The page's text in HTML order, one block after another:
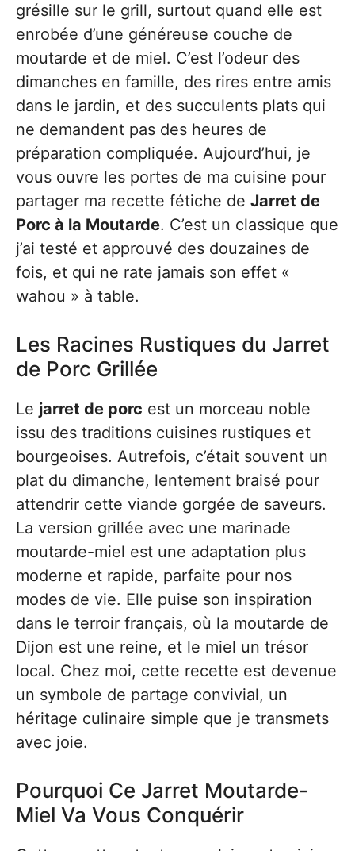
grésille sur le grill, surtout quand elle est
enrobée d’une généreuse couche de
moutarde et de miel. C’est l’odeur des
dimanches en famille, des rires entre amis
dans le jardin, et des succulents plats qui
ne demandent pas des heures de
préparation compliquée. Aujourd’hui, je
vous ouvre les portes de ma cuisine pour
partager ma recette fétiche de Jarret de
Porc à la Moutarde. C’est un classique que
j’ai testé et approuvé des douzaines de
fois, et qui ne rate jamais son effet «
wahou » à table.
Les Racines Rustiques du Jarret
de Porc Grillée
Le jarret de porc est un morceau noble
issu des traditions cuisines rustiques et
bourgeoises. Autrefois, c’était souvent un
plat du dimanche, lentement braisé pour
attendrir cette viande gorgée de saveurs.
La version grillée avec une marinade
moutarde-miel est une adaptation plus
moderne et rapide, parfaite pour nos
modes de vie. Elle puise son inspiration
dans le terroir français, où la moutarde de
Dijon est une reine, et le miel un trésor
local. Chez moi, cette recette est devenue
un symbole de partage convivial, un
héritage culinaire simple que je transmets
avec joie.
Pourquoi Ce Jarret Moutarde-
Miel Va Vous Conquérir